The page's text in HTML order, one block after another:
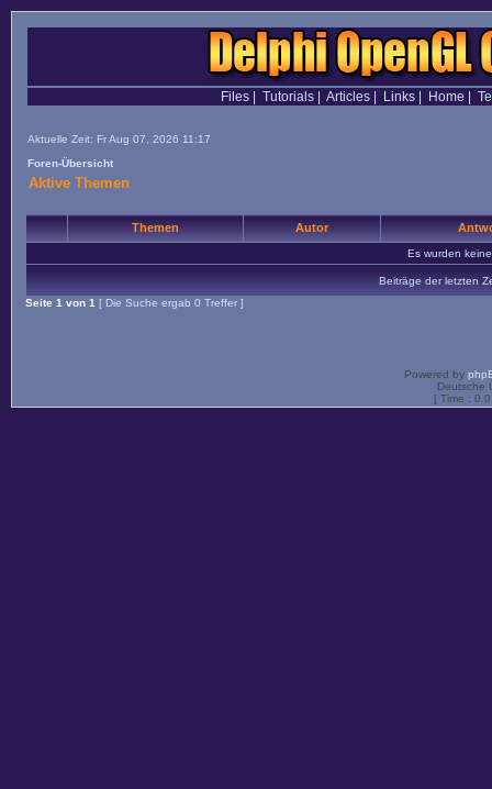
Files| Tutorials| Articles| Links| Home
Aktuelle Zeit: Fr Aug 07, 2026 11:17
Foren-Übersicht
Aktive Themen
Themen Autor
Es wurden
Beiträge der letzten
Seite 1 von 1 [ Die Suche ergab 0 Treffer ]
Powered by
Deutsche
[ Time :